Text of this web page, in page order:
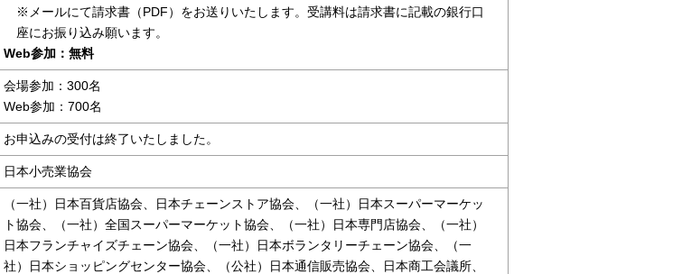
※メールにて請求書（PDF）をお送りいたします。受講料は請求書に記載の銀行口
座にお振り込み願います。
Web参加：無料
会場参加：300名
Web参加：700名
お申込みの受付は終了いたしました。
日本小売業協会
（一社）日本百貨店協会、日本チェーンストア協会、（一社）日本スーパーマーケッ
ト協会、（一社）全国スーパーマーケット協会、（一社）日本専門店協会、（一社）
日本フランチャイズチェーン協会、（一社）日本ボランタリーチェーン協会、（一
社）日本ショッピングセンター協会、（公社）日本通信販売協会、日本商工会議所、